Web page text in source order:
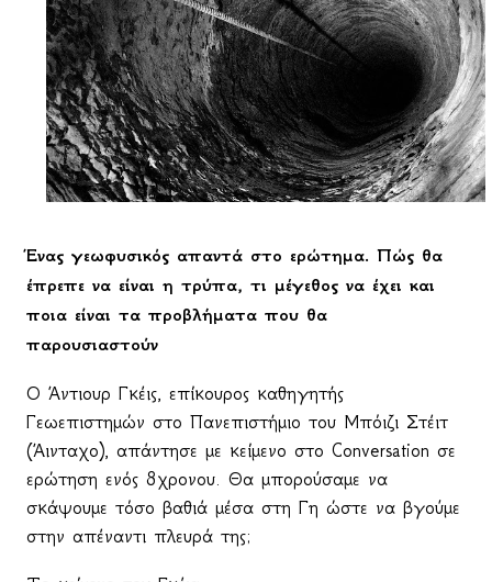
Ένας γεωφυσικός απαντά στο ερώτημα. Πώς θα
έπρεπε να είναι η τρύπα, τι μέγεθος να έχει και
ποια είναι τα προβλήματα που θα
παρουσιαστούν
Ο Άντιουρ Γκέις, επίκουρος καθηγητής
Γεωεπιστημών στο Πανεπιστήμιο του Μπόιζι Στέιτ
(Άινταχο), απάντησε με κείμενο στο Conversation σε
ερώτηση ενός 8χρονου. Θα μπορούσαμε να
σκάψουμε τόσο βαθιά μέσα στη Γη ώστε να βγούμε
στην απέναντι πλευρά της;